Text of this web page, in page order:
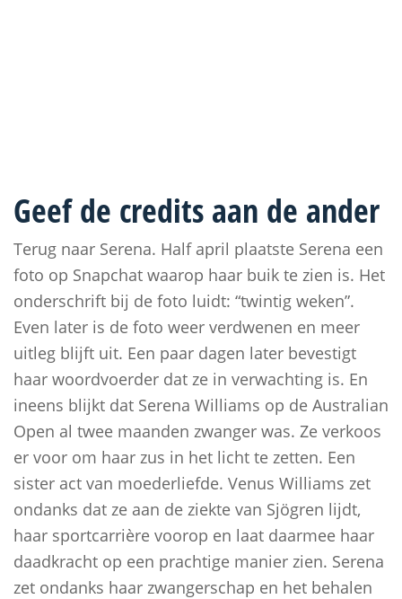
Geef de credits aan de ander
Terug naar Serena. Half april plaatste Serena een
foto op Snapchat waarop haar buik te zien is. Het
onderschrift bij de foto luidt: “twintig weken”.
Even later is de foto weer verdwenen en meer
uitleg blijft uit. Een paar dagen later bevestigt
haar woordvoerder dat ze in verwachting is. En
ineens blijkt dat Serena Williams op de Australian
Open al twee maanden zwanger was. Ze verkoos
er voor om haar zus in het licht te zetten. Een
sister act van moederliefde. Venus Williams zet
ondanks dat ze aan de ziekte van Sjögren lijdt,
haar sportcarrière voorop en laat daarmee haar
daadkracht op een prachtige manier zien. Serena
zet ondanks haar zwangerschap en het behalen